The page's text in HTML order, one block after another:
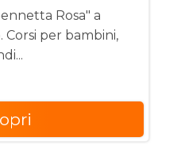
Rosa" a
Corsi per bambini,